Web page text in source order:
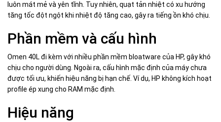
luôn mát mẻ và yên tĩnh. Tuy nhiên, quạt tản nhiệt có xu hướng
tăng tốc đột ngột khi nhiệt độ tăng cao, gây ra tiếng ồn khó chịu.
Phần mềm và cấu hình
Omen 40L đi kèm với nhiều phần mềm bloatware của HP, gây khó
chịu cho người dùng. Ngoài ra, cấu hình mặc định của máy chưa
được tối ưu, khiến hiệu năng bị hạn chế. Ví dụ, HP không kích hoạt
profile ép xung cho RAM mặc định.
Hiệu năng